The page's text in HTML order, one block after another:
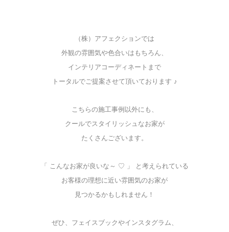
（株）アフェクションでは
外観の雰囲気や色合いはもちろん、
インテリアコーディネートまで
トータルでご提案させて頂いております ♪
こちらの施工事例以外にも、
クールでスタイリッシュなお家が
たくさんございます。
「 こんなお家が良いな～ ♡ 」 と考えられている
お客様の理想に近い雰囲気のお家が
見つかるかもしれません！
ぜひ、フェイスブックやインスタグラム、